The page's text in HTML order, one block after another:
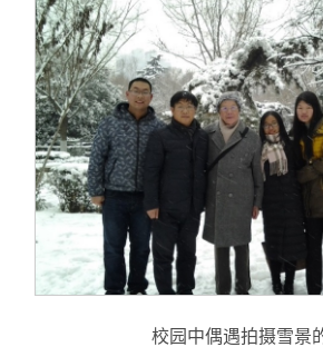
校园中偶遇拍摄雪景